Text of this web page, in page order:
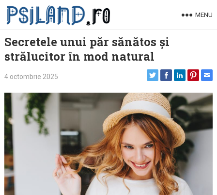
Skip
MENU
Secretele unui păr sănătos și
strălucitor în mod natural
4 octombrie 2025